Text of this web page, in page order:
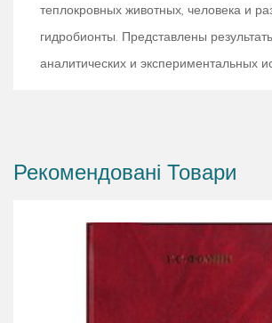
теплокровных животных, человека и
гидробионты. Представлены
аналитических и экспериментальных
гигиенистов, санитарных врачей,
водоочистки, эпидемиологов, химиков,
преподавателей медицинских ВУЗов.
Рекомендовані Товари